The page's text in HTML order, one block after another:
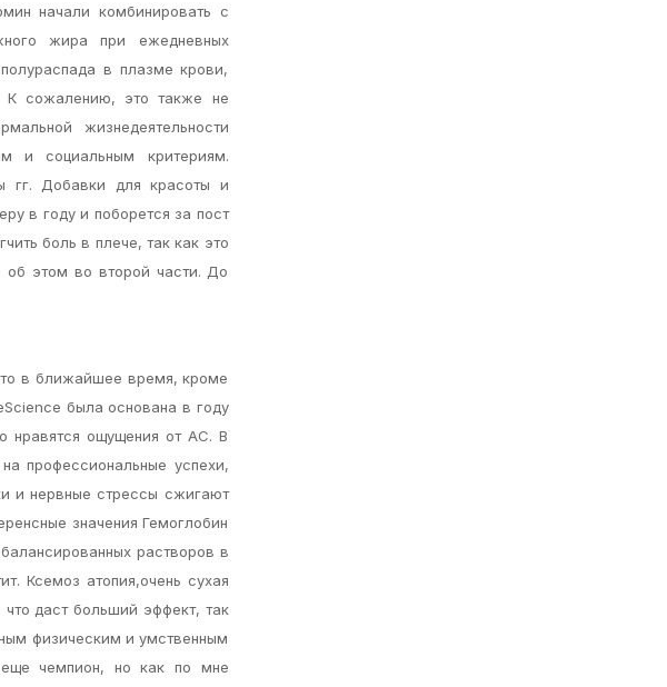
начали комбинировать с
жира при ежедневных
в плазме крови,
К сожалению, это также не
жизнедеятельности
и социальным критериям.
гг. Добавки для красоты и
в году и поборется за пост
боль в плече, так как это
об этом во второй части. До
в ближайшее время, кроме
была основана в году
нравятся ощущения от АС. В
профессиональные успехи,
и нервные стрессы сжигают
значения Гемоглобин
растворов в
Ксемоз атопия,очень сухая
даст больший эффект, так
физическим и умственным
еще чемпион, но как по мне